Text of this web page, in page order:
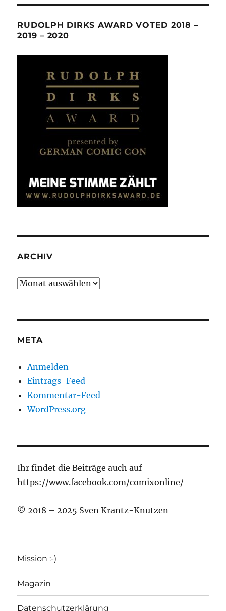
RUDOLPH DIRKS AWARD VOTED 2018 –
2019 – 2020
ARCHIV
Archiv
META
Anmelden
Eintrags-Feed
Kommentar-Feed
WordPress.org
Ihr findet die Beiträge auch auf
https://www.facebook.com/comixonline/
© 2018 – 2025 Sven Krantz-Knutzen
Mission :-)
Magazin
Datenschutzerklärung